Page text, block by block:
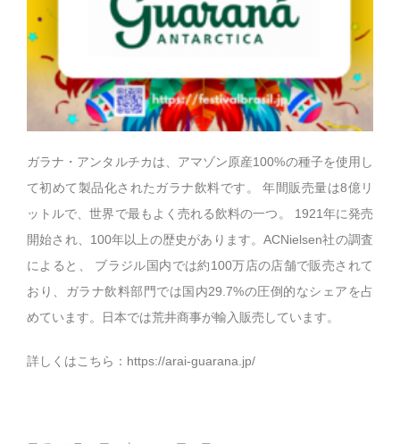
ガラナ・アンタルチカは、アマゾン原産100%の種子を使用し
て初めて製品化されたガラナ飲料です。 年間販売量は8億リ
ットルで、世界で最もよく売れる飲料の一つ。 1921年に発売
開始され、100年以上の歴史があります。ACNielsen社の調査
によると、 ブラジル国内では約100万店の店舗で販売されて
おり、ガラナ飲料部門では国内29.7%の圧倒的なシェアを占
めています。日本では荒井商事が輸入販売しています。
詳しくはこちら： https://arai-guarana.jp/